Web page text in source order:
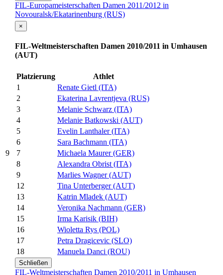
FIL-Europameisterschaften Damen 2011/2012 in
Novouralsk/Ekatarinenburg (RUS)
9
×
FIL-Weltmeisterschaften Damen 2010/2011 in Umhausen
(AUT)
Platzierung
Athlet
1
Renate Gietl (ITA)
2
Ekaterina Lavrentjeva (RUS)
3
Melanie Schwarz (ITA)
4
Melanie Batkowski (AUT)
5
Evelin Lanthaler (ITA)
6
Sara Bachmann (ITA)
7
Michaela Maurer (GER)
8
Alexandra Obrist (ITA)
9
Marlies Wagner (AUT)
12
Tina Unterberger (AUT)
13
Katrin Mladek (AUT)
14
Veronika Nachmann (GER)
15
Irma Karisik (BIH)
16
Wioletta Rys (POL)
17
Petra Dragicevic (SLO)
18
Manuela Danci (ROU)
Schließen
FIL-Weltmeisterschaften Damen 2010/2011 in Umhausen